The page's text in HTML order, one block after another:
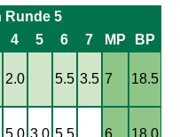
Runde 5
4 5 6 7 MP BP
2.0 5.5 3.5 7 18.5
5.0 3.0 5.5 6 18.0